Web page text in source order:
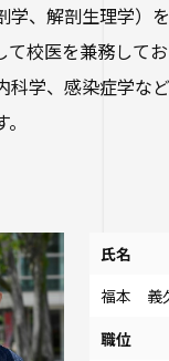
学、解剖生理学）
て校医を兼務して
科学、感染症学な
氏名
福本 義
職位